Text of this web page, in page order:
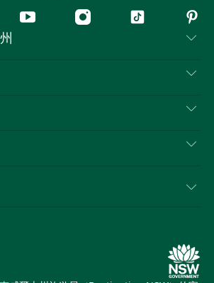
Youtube Instagram抖
行
（Destination NSW）媒體中心